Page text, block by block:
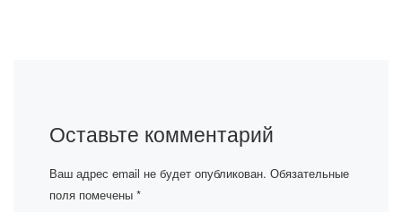
Оставьте комментарий
Ваш адрес email не будет опубликован. Обязательные
поля помечены *